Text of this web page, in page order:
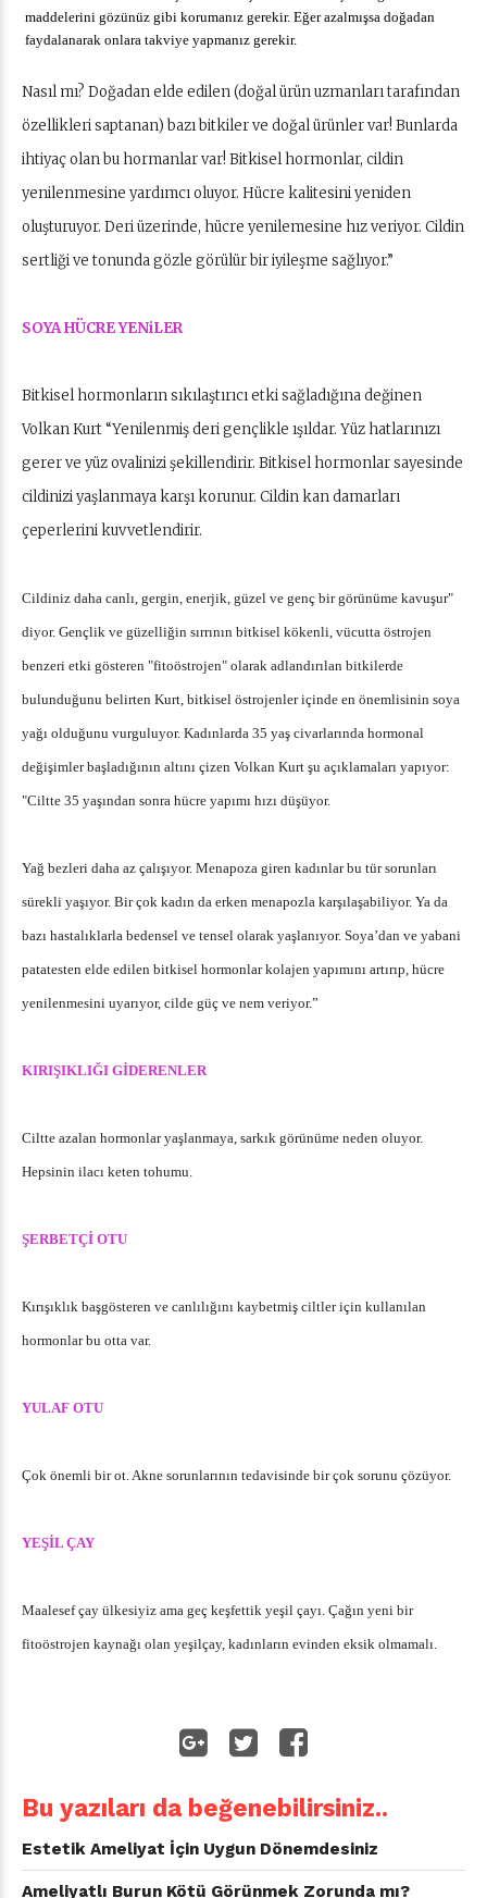
maddelerini gözünüz gibi korumanız gerekir. Eğer azalmışsa doğadan
faydalanarak onlara takviye yapmanız gerekir.
Nasıl mı? Doğadan elde edilen (doğal ürün uzmanları tarafından
özellikleri saptanan) bazı bitkiler ve doğal ürünler var! Bunlarda
ihtiyaç olan bu hormanlar var! Bitkisel hormonlar, cildin
yenilenmesine yardımcı oluyor. Hücre kalitesini yeniden
oluşturuyor. Deri üzerinde, hücre yenilemesine hız veriyor. Cildin
sertliği ve tonunda gözle görülür bir iyileşme sağlıyor.”
SOYA HÜCRE YENiLER
Bitkisel hormonların sıkılaştırıcı etki sağladığına değinen
Volkan Kurt “Yenilenmiş deri gençlikle ışıldar. Yüz hatlarınızı
gerer ve yüz ovalinizi şekillendirir. Bitkisel hormonlar sayesinde
cildinizi yaşlanmaya karşı korunur. Cildin kan damarları
çeperlerini kuvvetlendirir.
Cildiniz daha canlı, gergin, enerjik, güzel ve genç bir görünüme kavuşur"
diyor. Gençlik ve güzelliğin sırrının bitkisel kökenli, vücutta östrojen
benzeri etki gösteren "fitoöstrojen" olarak adlandırılan bitkilerde
bulunduğunu belirten Kurt, bitkisel östrojenler içinde en önemlisinin soya
yağı olduğunu vurguluyor. Kadınlarda 35 yaş civarlarında hormonal
değişimler başladığının altını çizen Volkan Kurt şu açıklamaları yapıyor:
"Ciltte 35 yaşından sonra hücre yapımı hızı düşüyor.
Yağ bezleri daha az çalışıyor. Menapoza giren kadınlar bu tür sorunları
sürekli yaşıyor. Bir çok kadın da erken menapozla karşılaşabiliyor. Ya da
bazı hastalıklarla bedensel ve tensel olarak yaşlanıyor. Soya’dan ve yabani
patatesten elde edilen bitkisel hormonlar kolajen yapımını artırıp, hücre
yenilenmesini uyarıyor, cilde güç ve nem veriyor.”
KIRIŞIKLIĞI GİDERENLER
Ciltte azalan hormonlar yaşlanmaya, sarkık görünüme neden oluyor.
Hepsinin ilacı keten tohumu.
ŞERBETÇİ OTU
Kırışıklık başgösteren ve canlılığını kaybetmiş ciltler için kullanılan
hormonlar bu otta var.
YULAF OTU
Çok önemli bir ot. Akne sorunlarının tedavisinde bir çok sorunu çözüyor.
YEŞİL ÇAY
Maalesef çay ülkesiyiz ama geç keşfettik yeşil çayı. Çağın yeni bir
fitoöstrojen kaynağı olan yeşilçay, kadınların evinden eksik olmamalı.
Bu yazıları da beğenebilirsiniz..
Estetik Ameliyat İçin Uygun Dönemdesiniz
Ameliyatlı Burun Kötü Görünmek Zorunda mı?